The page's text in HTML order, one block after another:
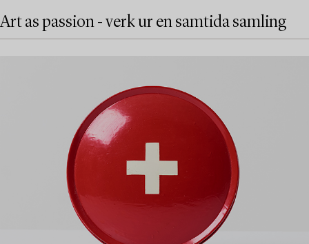
Art as passion - verk ur en samtida samling